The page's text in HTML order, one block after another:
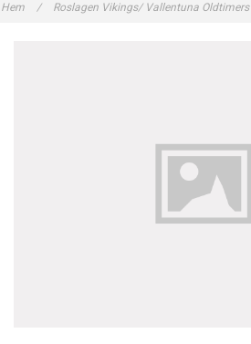
Hem / Roslagen Vikings/ Vallentuna Oldtimers